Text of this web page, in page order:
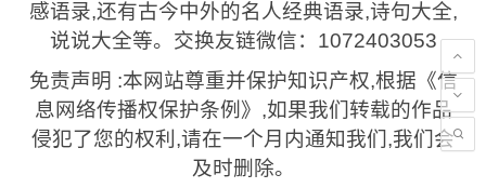
感语录,还有古今中外的名人经典语录,诗句大全,
说说大全等。交换友链微信：1072403053
免责声明 :本网站尊重并保护知识产权,根据《信
息网络传播权保护条例》,如果我们转载的作品
侵犯了您的权利,请在一个月内通知我们,我们会
及时删除。